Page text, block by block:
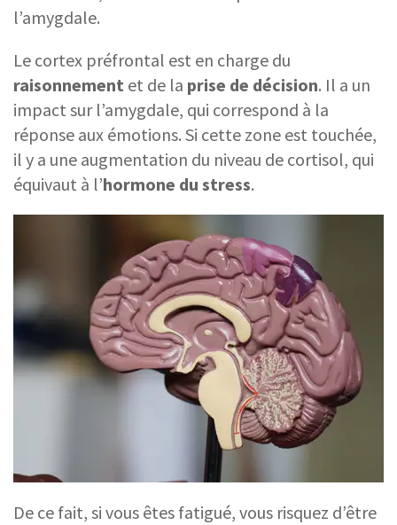
l’amygdale.
Le cortex préfrontal est en charge du
raisonnement et de la prise de décision. Il a un
impact sur l’amygdale, qui correspond à la
réponse aux émotions. Si cette zone est touchée,
il y a une augmentation du niveau de cortisol, qui
équivaut à l’hormone du stress.
De ce fait, si vous êtes fatigué, vous risquez d’être